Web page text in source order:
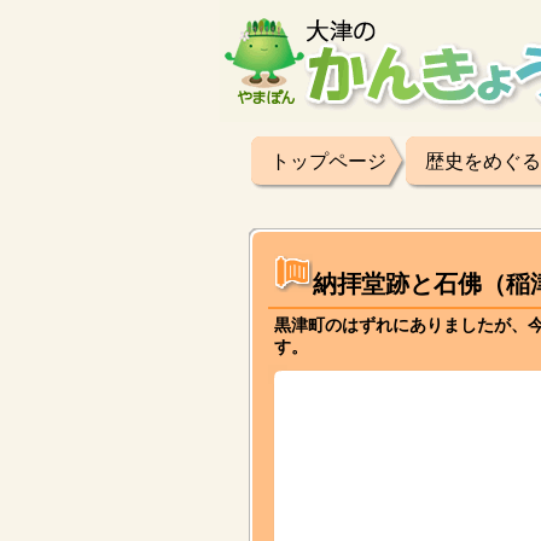
トップページ 歴史をめぐ
納拝堂跡と石佛（稲
黒津町のはずれにありましたが、
す。